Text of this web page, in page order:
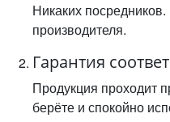
Никаких
производителя.
Гарантия
Продукция проходит
берёте и спокойно